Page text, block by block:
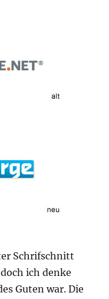
Schrifschnitt
ich denke
Guten war. Die